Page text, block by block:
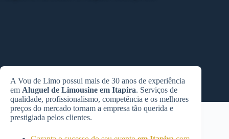
A Vou de Limo possui mais de 30 anos de experiência
em Aluguel de Limousine em Itapira. Serviços de
qualidade, profissionalismo, competência e os melhores
preços do mercado tornam a empresa tão querida e
prestigiada pelos clientes.